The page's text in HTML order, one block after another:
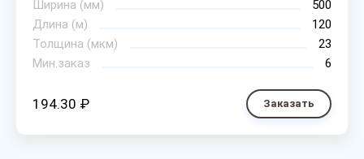
Ширина (мм)
500
Длина (м)
120
Толщина (мкм)
23
Мин.заказ
6
194.30 ₽ Заказать